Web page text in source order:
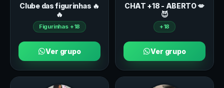
Clube das figurinhas 🔥
🔥
Figurinhas +18
Ver grupo
CHAT +18 - ABERTO 💋
😈
+18
Ver grupo